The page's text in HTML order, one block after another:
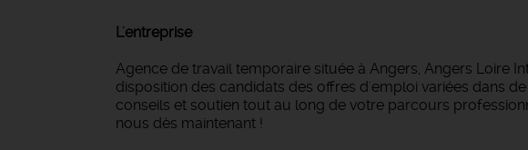
L'entreprise
Agence de travail temporaire située à Angers, Angers Loire
disposition des candidats des offres d'emploi variées dans
conseils et soutien tout au long de votre parcours
nous dès maintenant !